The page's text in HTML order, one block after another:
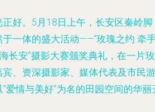
好。5月18日上午，长安区秦岭脚
一体的盛大活动——“玫瑰之约 牵
长安”摄影大赛颁奖典礼，在一片玫
、资深摄影家、媒体代表及市民游
爱情与美好”为名的田园空间的华丽